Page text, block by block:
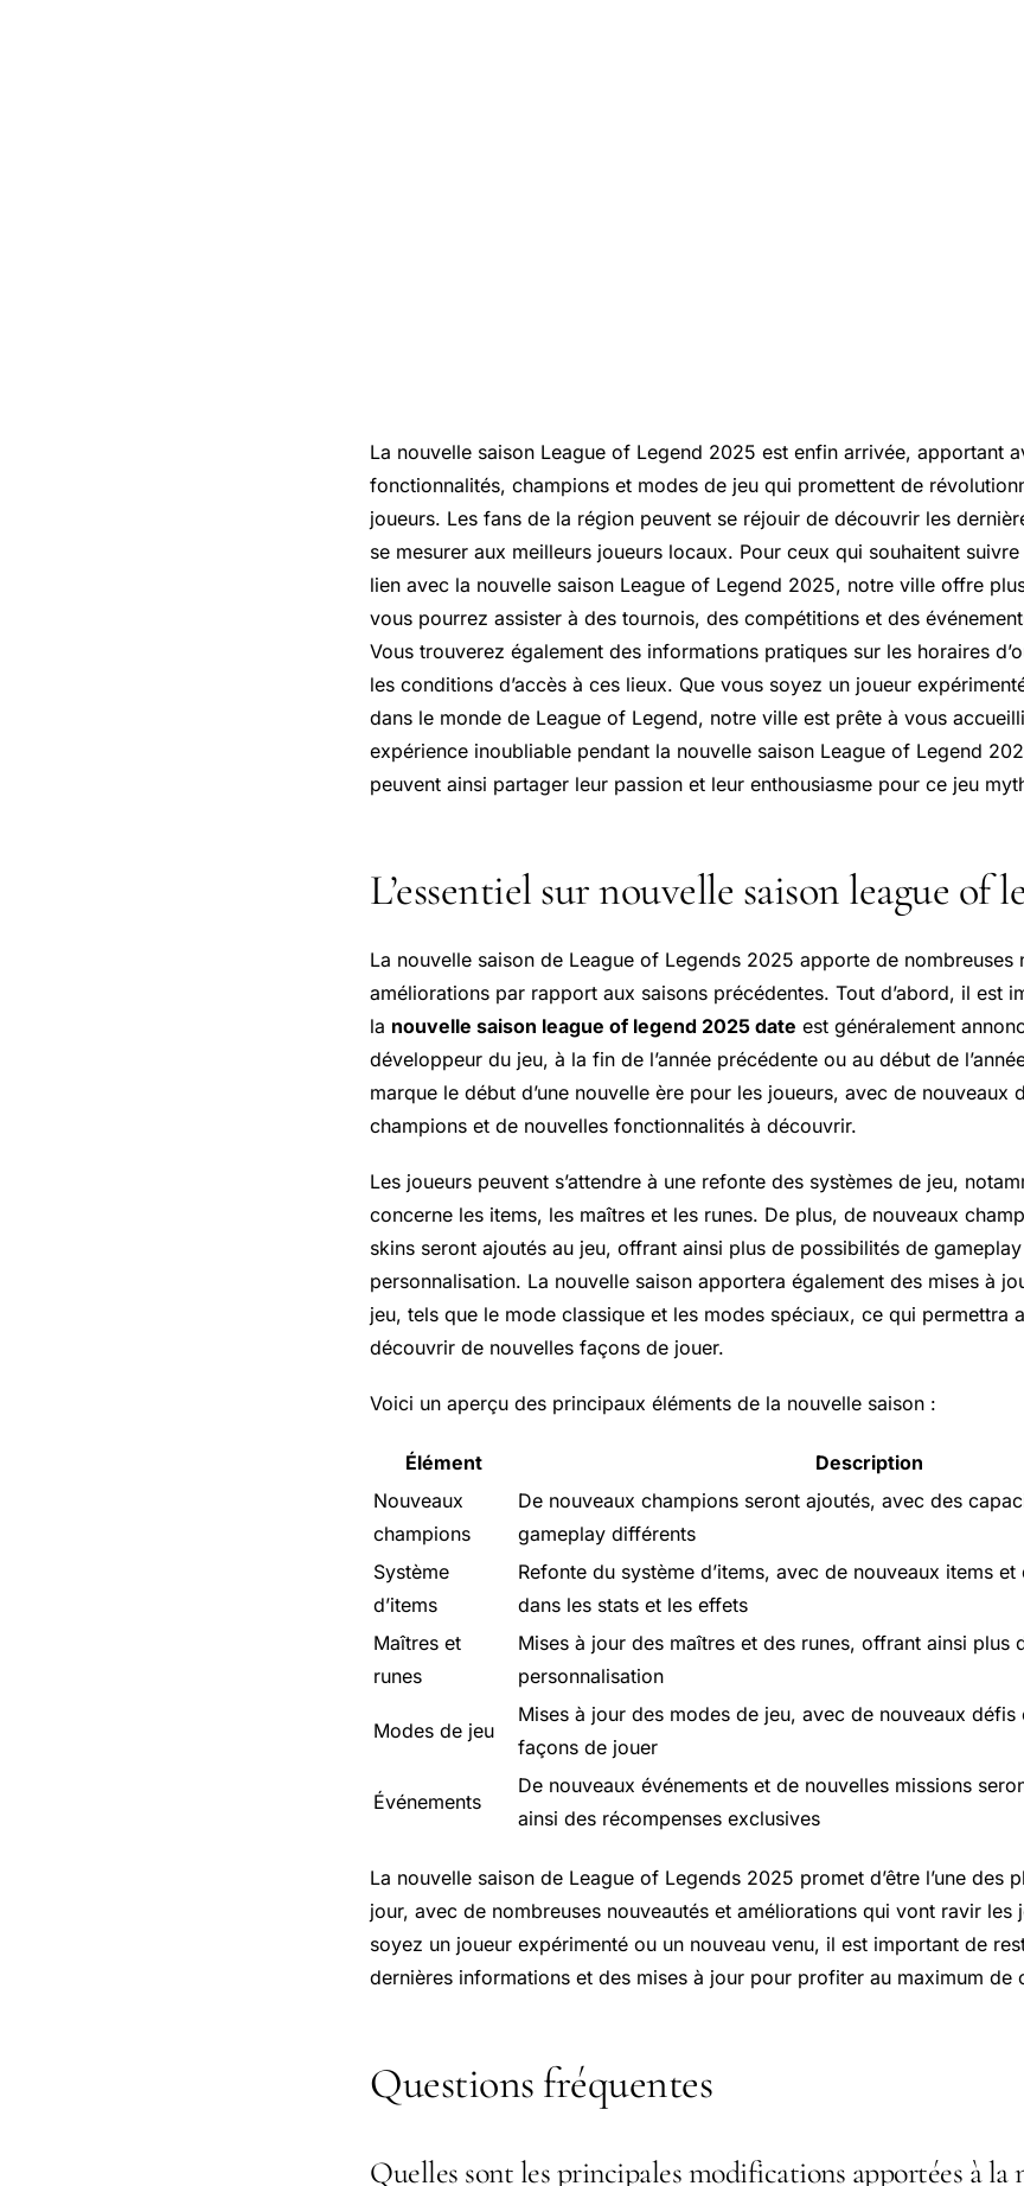
La nouvelle saison League of Legend 2025 est enfin arrivée, apportant
fonctionnalités, champions et modes de jeu qui promettent de
joueurs. Les fans de la région peuvent se réjouir de découvrir les
se mesurer aux meilleurs joueurs locaux. Pour ceux qui souhaitent
lien avec la nouvelle saison League of Legend 2025, notre ville offre
vous pourrez assister à des tournois, des compétitions et des
Vous trouverez également des informations pratiques sur les horaires
les conditions d’accès à ces lieux. Que vous soyez un joueur
dans le monde de League of Legend, notre ville est prête à vous
expérience inoubliable pendant la nouvelle saison League of Legend
peuvent ainsi partager leur passion et leur enthousiasme pour ce jeu
L’essentiel sur nouvelle saison league of
La nouvelle saison de League of Legends 2025 apporte de nombreuses
améliorations par rapport aux saisons précédentes. Tout d’abord, il est
la nouvelle saison league of legend 2025 date est généralement
développeur du jeu, à la fin de l’année précédente ou au début de
marque le début d’une nouvelle ère pour les joueurs, avec de nouveaux
champions et de nouvelles fonctionnalités à découvrir.
Les joueurs peuvent s’attendre à une refonte des systèmes de jeu,
concerne les items, les maîtres et les runes. De plus, de nouveaux
skins seront ajoutés au jeu, offrant ainsi plus de possibilités de
personnalisation. La nouvelle saison apportera également des mises à
jeu, tels que le mode classique et les modes spéciaux, ce qui permettra
découvrir de nouvelles façons de jouer.
Voici un aperçu des principaux éléments de la nouvelle saison :
Élément
Description
Nouveaux
champions
De nouveaux champions seront ajoutés, avec des
gameplay différents
Système
d’items
Refonte du système d’items, avec de nouveaux items et
dans les stats et les effets
Maîtres et
runes
Mises à jour des maîtres et des runes, offrant ainsi plus
personnalisation
Modes de jeu
Mises à jour des modes de jeu, avec de nouveaux défis
façons de jouer
Événements
De nouveaux événements et de nouvelles missions
ainsi des récompenses exclusives
La nouvelle saison de League of Legends 2025 promet d’être l’une des
jour, avec de nombreuses nouveautés et améliorations qui vont ravir les
soyez un joueur expérimenté ou un nouveau venu, il est important de
dernières informations et des mises à jour pour profiter au maximum de
Questions fréquentes
Quelles sont les principales modifications apportées à la